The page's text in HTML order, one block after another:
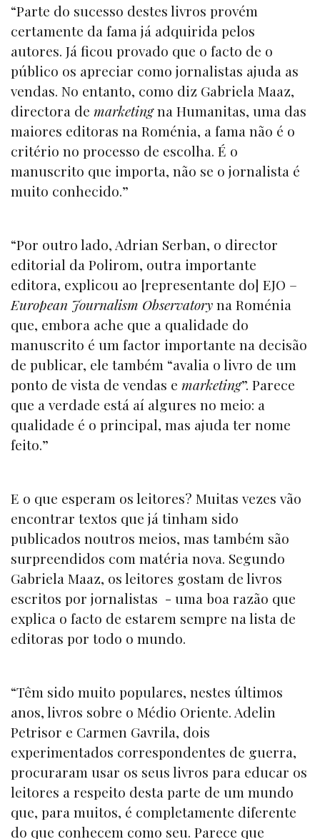
“Parte do sucesso destes livros provém
certamente da fama já adquirida pelos
autores. Já ficou provado que o facto de o
público os apreciar como jornalistas ajuda as
vendas. No entanto, como diz Gabriela Maaz,
directora de marketingna Humanitas, uma das
maiores editoras na Roménia, a fama não é o
critério no processo de escolha. É o
manuscrito que importa, não se o jornalista é
muito conhecido.”
“Por outro lado, Adrian Serban, o director
editorial da Polirom, outra importante
editora, explicou ao [representante do] EJO –
European Journalism Observatoryna Roménia
que, embora ache que a qualidade do
manuscrito é um factor importante na decisão
de publicar, ele também “avalia o livro de um
ponto de vista de vendas e marketing”. Parece
que a verdade está aí algures no meio: a
qualidade é o principal, mas ajuda ter nome
feito.”
E o que esperam os leitores? Muitas vezes vão
encontrar textos que já tinham sido
publicados noutros meios, mas também são
surpreendidos com matéria nova. Segundo
Gabriela Maaz, os leitores gostam de livros
escritos por jornalistas - uma boa razão que
explica o facto de estarem sempre na lista de
editoras por todo o mundo.
“Têm sido muito populares, nestes últimos
anos, livros sobre o Médio Oriente. Adelin
Petrisor e Carmen Gavrila, dois
experimentados correspondentes de guerra,
procuraram usar os seus livros para educar os
leitores a respeito desta parte de um mundo
que, para muitos, é completamente diferente
do que conhecem como seu. Parece que